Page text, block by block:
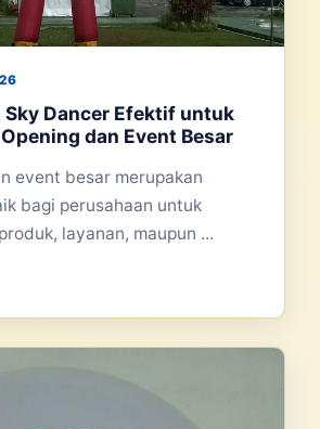
Sky Dancer Efektif untuk
dan Event Besar
event besar merupakan
bagi perusahaan untuk
layanan, maupun ...